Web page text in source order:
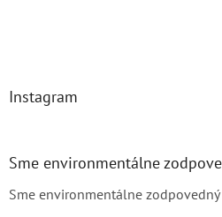
Instagram
Sme environmentálne
Sme environmentálne zodpovedný